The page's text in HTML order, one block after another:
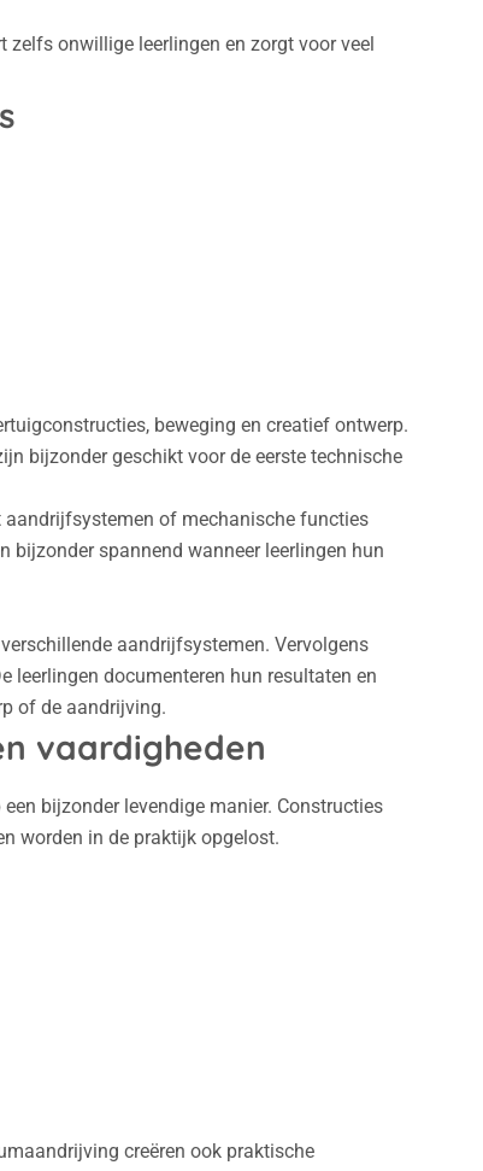
zelfs onwillige leerlingen en zorgt voor veel
beweging en creatief ontwerp.
bijzonder geschikt voor de eerste technische
aandrijfsystemen of mechanische functies
bijzonder spannend wanneer leerlingen hun
aandrijfsystemen. Vervolgens
leerlingen documenteren hun resultaten en
of de aandrijving.
vaardigheden
bijzonder levendige manier. Constructies
worden in de praktijk opgelost.
creëren ook praktische